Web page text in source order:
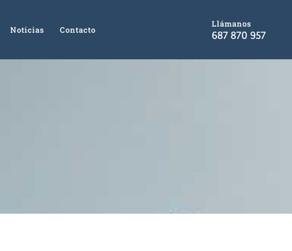
Noticias Contacto
Llámanos
687 870 957